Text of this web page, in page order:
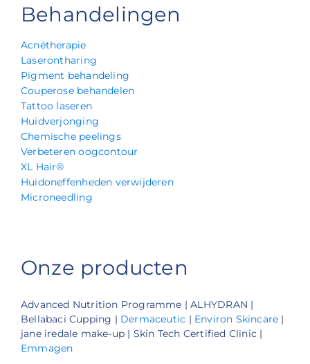
Behandelingen
Acnétherapie
Laserontharing
Pigment behandeling
Couperose behandelen
Tattoo laseren
Huidverjonging
Chemische peelings
Verbeteren oogcontour
XL Hair®
Huidoneffenheden verwijderen
Microneedling
Onze producten
Advanced Nutrition Programme | ALHYDRAN |
Bellabaci Cupping | Dermaceutic | Environ Skincare |
jane iredale make-up | Skin Tech Certified Clinic |
Emmagen